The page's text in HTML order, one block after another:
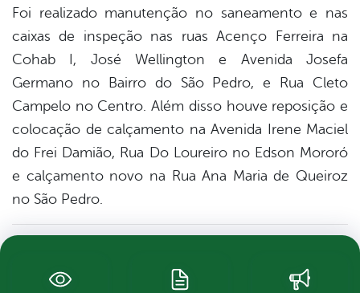
Foi realizado manutenção no saneamento e nas
caixas de inspeção nas ruas Acenço Ferreira na
Cohab I, José Wellington e Avenida Josefa
Germano no Bairro do São Pedro, e Rua Cleto
Campelo no Centro. Além disso houve reposição e
colocação de calçamento na Avenida Irene Maciel
do Frei Damião, Rua Do Loureiro no Edson Mororó
e calçamento novo na Rua Ana Maria de Queiroz
no São Pedro.